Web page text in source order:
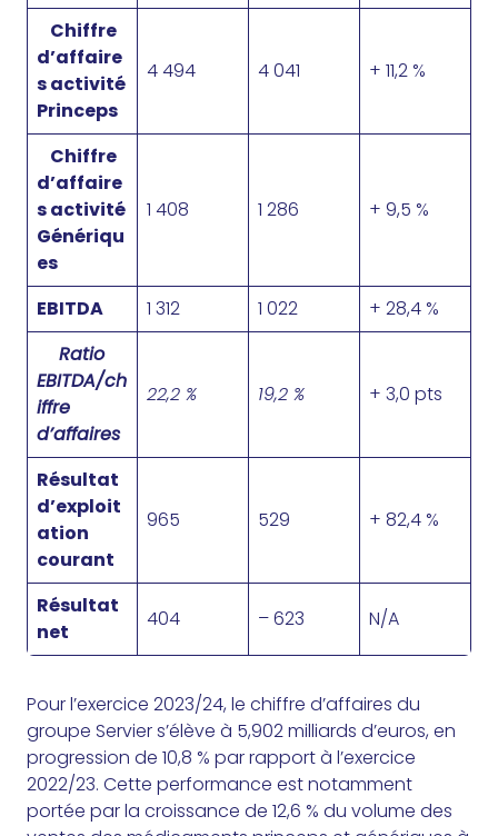
Chiffre
d’affaire
s activité
Princeps
4 494 4 041 + 11,2 %
Chiffre
d’affaire
s activité
Génériqu
es
1 408 1 286 + 9,5 %
EBITDA 1 312 1 022
+ 28,4 %
Ratio
EBITDA/ch
iffre
d’affaires
22,2 % 19,2 % + 3,0 pts
Résultat
d’exploit
ation
courant
965 529 + 82,4 %
Résultat
net
404 – 623 N/A
Pour l’exercice 2023/24, le chiffre d’affaires du
groupe Servier s’élève à 5,902 milliards d’euros, en
progression de 10,8 % par rapport à l’exercice
2022/23. Cette performance est notamment
portée par la croissance de 12,6 % du volume des